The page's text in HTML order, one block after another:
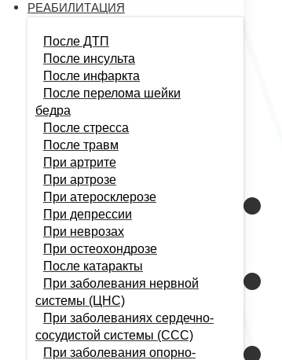
РЕАБИЛИТАЦИЯ
После ДТП
После инсульта
После инфаркта
После перелома шейки
бедра
После стресса
После травм
При артрите
При артрозе
При атеросклерозе
При депрессии
При неврозах
При остеохондрозе
После катаракты
При заболевания нервной
системы (ЦНС)
При заболеваниях сердечно-
сосудистой системы (CCC)
При заболевания опорно-